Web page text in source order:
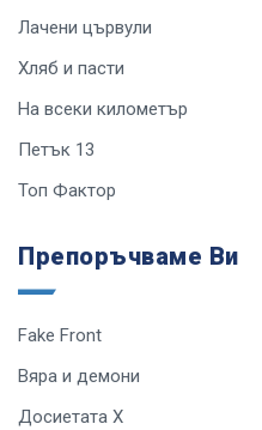
Лачени цървули
Хляб и пасти
На всеки километър
Петък 13
Топ Фактор
Препоръчваме Ви
Fake Front
Вяра и демони
Досиетата Х